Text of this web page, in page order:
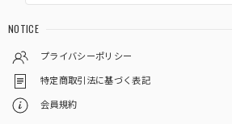
NOTICE
プライバシーポリシー
特定商取引法に基づく表記
会員規約